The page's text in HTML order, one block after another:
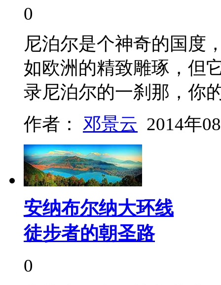
0
尼泊尔是个神奇的国度
如欧洲的精致雕琢，但
录尼泊尔的一刹那，
作者： 邓景云 2014年
安纳布尔纳大环线
徒步者的朝圣路
0